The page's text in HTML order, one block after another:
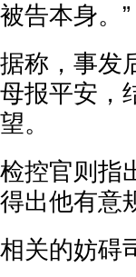
被告本身。”
据称，事发
母报平安，
望。
检控官则指
得出他有意
相关的妨碍